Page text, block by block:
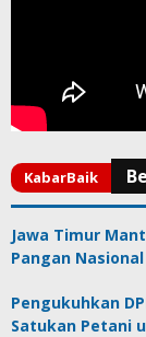
Jawa Timur
Pangan Nasional
Pengukuhkan
Satukan Petani